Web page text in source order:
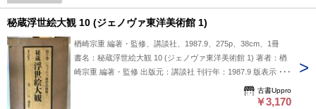
ョンを紹介するシリーズの一巻とされ、浮世絵の様々な魅力を
作品やその解説を通じて、浮世絵の見方や歴史に触れられる点
が特徴といえるかもしれません。浮世絵に関心のある読者にと
って、資料的価値のある参考書として活用できることでしょ
秘蔵浮世絵大観 10 (ジェノヴァ東洋美術館 1)
楢崎宗重 編著・監修、講談社、1987.9、275p、38cm、1冊
書名：秘蔵浮世絵大観 10 (ジェノヴァ東洋美術館 1) 著者：楢
崎宗重 編著・監修 出版元：講談社 刊行年：1987.9 版表示：
説明：「秘蔵浮世絵大観 10 (ジェノヴァ東洋美術館 1)」は、
楢崎宗重が編著・監修を務め、講談社から1987年に刊行され
古書Uppro
￥3,170